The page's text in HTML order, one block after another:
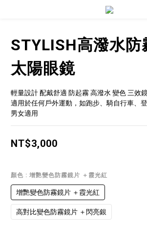
STYLISH高潑水防
太陽眼鏡
輕量設計 配戴舒適 防起霧 高潑水 變色 三效
適用於任何戶外運動，如跑步、騎自行車、
男女適用
NT$3,000
顏色 : 增艷變色防霧鏡片 ＋霞光紅
增艷變色防霧鏡片 ＋霞光紅
高對比變色防霧鏡片 ＋閃亮銀